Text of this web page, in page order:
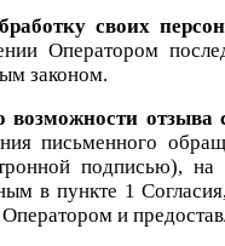
своих
Оператором
законом.
отзыва
письменного
подписью),
в пункте 1
и